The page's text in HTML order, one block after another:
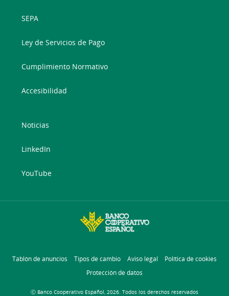
SEPA
Ley de Servicios de Pago
Cumplimiento Normativo
Accesibilidad
Noticias
LinkedIn
YouTube
Tablón de anuncios Tipos de cambio Aviso legal
Política de cookies
Protección de datos
Ⓒ Banco Cooperativo Español, 2026. Todos los derechos reservados